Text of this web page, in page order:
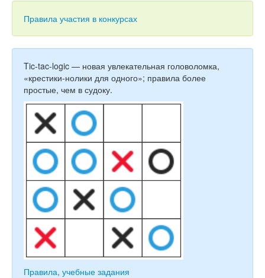
Тесты
Игры
Учитель
Правила участия в конкурсах
Tic-tac-logic — новая увлекательная головоломка,
«крестики-нолики для одного»; правила более
простые, чем в судоку.
Правила, учебные задания